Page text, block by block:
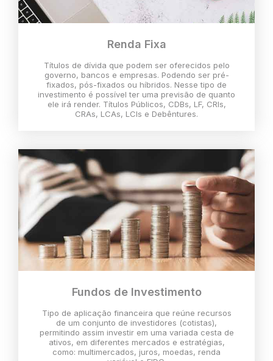
Renda Fixa
Títulos de dívida que podem ser oferecidos pelo
governo, bancos e empresas. Podendo ser pré-
fixados, pós-fixados ou híbridos. Nesse tipo de
investimento é possível ter uma previsão de quanto
ele irá render. Títulos Públicos, CDBs, LF, CRIs,
CRAs, LCAs, LCIs e Debêntures.
Fundos de Investimento
Tipo de aplicação financeira que reúne recursos
de um conjunto de investidores (cotistas),
permitindo assim investir em uma variada cesta de
ativos, em diferentes mercados e estratégias,
como: multimercados, juros, moedas, renda